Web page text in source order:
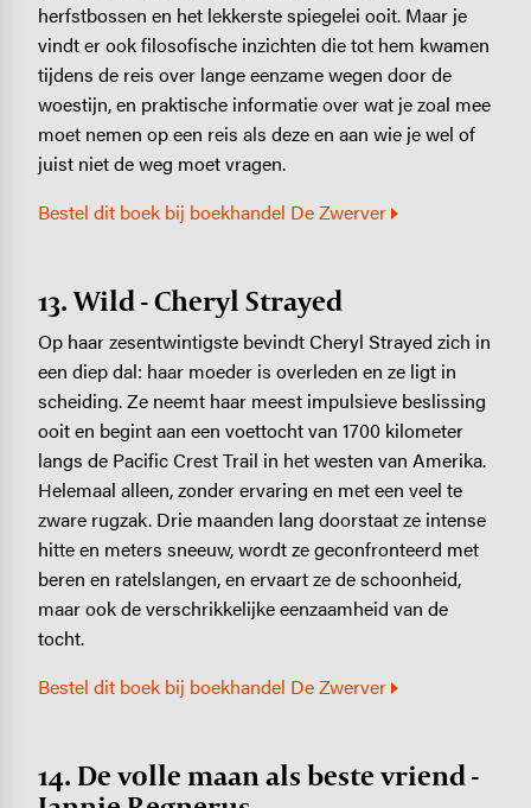
herfstbossen en het lekkerste spiegelei ooit. Maar je
vindt er ook filosofische inzichten die tot hem kwamen
tijdens de reis over lange eenzame wegen door de
woestijn, en praktische informatie over wat je zoal mee
moet nemen op een reis als deze en aan wie je wel of
juist niet de weg moet vragen.
Bestel dit boek bij boekhandel De Zwerver
13. Wild - Cheryl Strayed
Op haar zesentwintigste bevindt Cheryl Strayed zich in
een diep dal: haar moeder is overleden en ze ligt in
scheiding. Ze neemt haar meest impulsieve beslissing
ooit en begint aan een voettocht van 1700 kilometer
langs de Pacific Crest Trail in het westen van Amerika.
Helemaal alleen, zonder ervaring en met een veel te
zware rugzak. Drie maanden lang doorstaat ze intense
hitte en meters sneeuw, wordt ze geconfronteerd met
beren en ratelslangen, en ervaart ze de schoonheid,
maar ook de verschrikkelijke eenzaamheid van de
tocht.
Bestel dit boek bij boekhandel De Zwerver
14. De volle maan als beste vriend -